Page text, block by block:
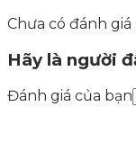
Chưa có đánh giá
Hãy là người
Đánh giá của bạn